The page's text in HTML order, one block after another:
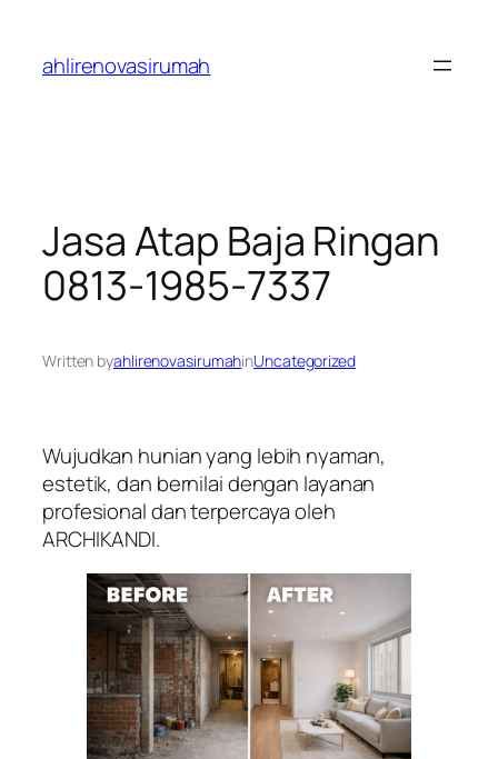
content
ahlirenovasirumah
Jasa Atap Baja Ringan
0813-1985-7337
Written byahlirenovasirumahinUncategorized
Wujudkan hunian yang lebih nyaman,
estetik, dan bernilai dengan layanan
profesional dan terpercaya oleh
ARCHIKANDI.